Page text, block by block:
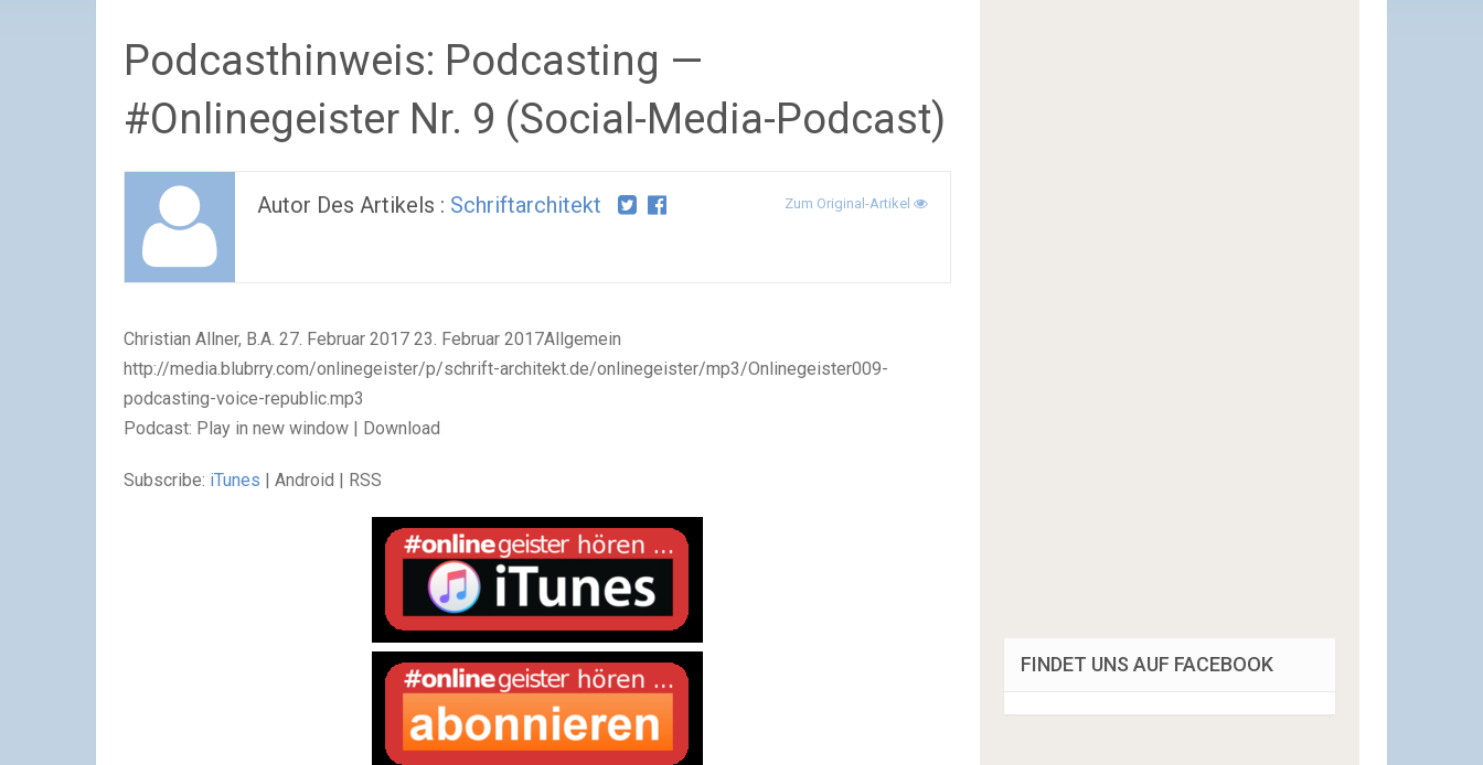
Podcasthinweis: Podcasting —
#Onlinegeister Nr. 9 (Social-Media-Podcast)
Autor Des Artikels : Schriftarchitekt Zum Original-Artikel
Christian Allner, B.A. 27. Februar 2017 23. Februar 2017Allgemein
http://media.blubrry.com/onlinegeister/p/schrift-architekt.de/onlinegeister/mp3/Onlinegeister009-
podcasting-voice-republic.mp3
Podcast: Play in new window | Download
Subscribe: iTunes | Android | RSS
FINDET UNS AUF FACEBOOK